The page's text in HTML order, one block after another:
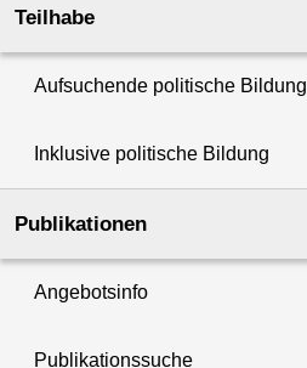
Teilhabe
Aufsuchende politische Bildung
Inklusive politische Bildung
Publikationen
Angebotsinfo
Publikationssuche